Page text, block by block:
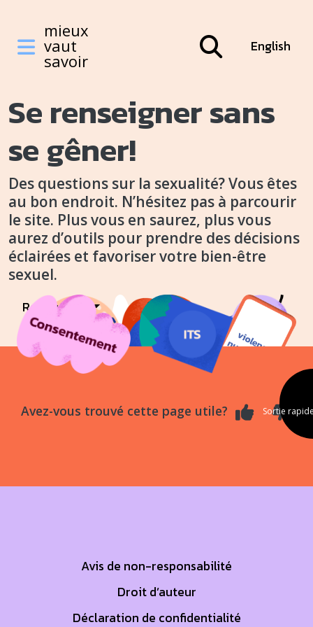
mieux
vaut
savoir
English
Featured Top
Se renseigner sans
se gêner!
Des questions sur la sexualité? Vous êtes
au bon endroit. N’hésitez pas à parcourir
le site. Plus vous en saurez, plus vous
aurez d’outils pour prendre des décisions
éclairées et favoriser votre bien-être
sexuel.
Sortie
Ressources
Pour nous joindre
Main Content
Avez-vous trouvé cette page utile?
Footer FirstAvis de non-responsabilité
Droit d’auteur
Déclaration de confidentialité